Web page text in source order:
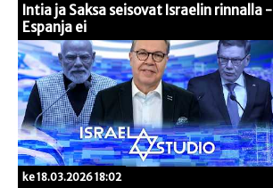
Intia ja Saksa seisovat Israelin rinnalla -
Espanja ei
ke 18.03.2026 18:02